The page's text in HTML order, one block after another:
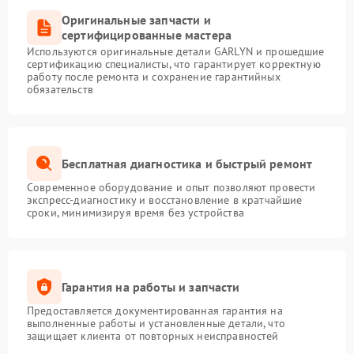
Оригинальные запчасти и
сертифицированные мастера
Используются оригинальные детали GARLYN и прошедшие
сертификацию специалисты, что гарантирует корректную
работу после ремонта и сохранение гарантийных
обязательств
Бесплатная диагностика и быстрый ремонт
Современное оборудование и опыт позволяют провести
экспресс-диагностику и восстановление в кратчайшие
сроки, минимизируя время без устройства
Гарантия на работы и запчасти
Предоставляется документированная гарантия на
выполненные работы и установленные детали, что
защищает клиента от повторных неисправностей